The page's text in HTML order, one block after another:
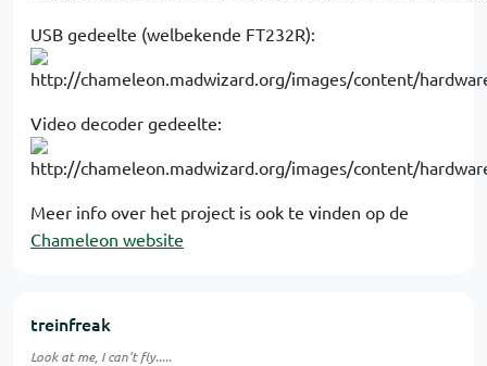
USB gedeelte (welbekende FT232R):
Video decoder gedeelte:
Meer info over het project is ook te vinden op de
Chameleon website
treinfreak
Look at me, I can't fly.....